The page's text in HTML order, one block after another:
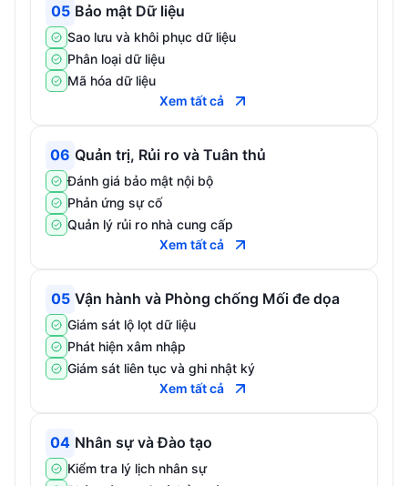
05 Bảo mật Dữ liệu
Sao lưu và khôi phục dữ liệu
Phân loại dữ liệu
Mã hóa dữ liệu
Xem tất cả
06 Quản trị, Rủi ro và Tuân thủ
Đánh giá bảo mật nội bộ
Phản ứng sự cố
Quản lý rủi ro nhà cung cấp
Xem tất cả
05 Vận hành và Phòng chống Mối đe dọa
Giám sát lộ lọt dữ liệu
Phát hiện xâm nhập
Giám sát liên tục và ghi nhật ký
Xem tất cả
04 Nhân sự và Đào tạo
Kiểm tra lý lịch nhân sự